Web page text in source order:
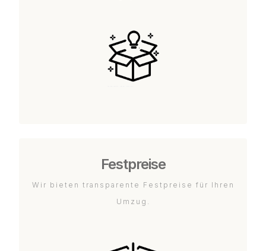
Festpreise
Wir bieten transparente Festpreise für Ihren
Umzug.